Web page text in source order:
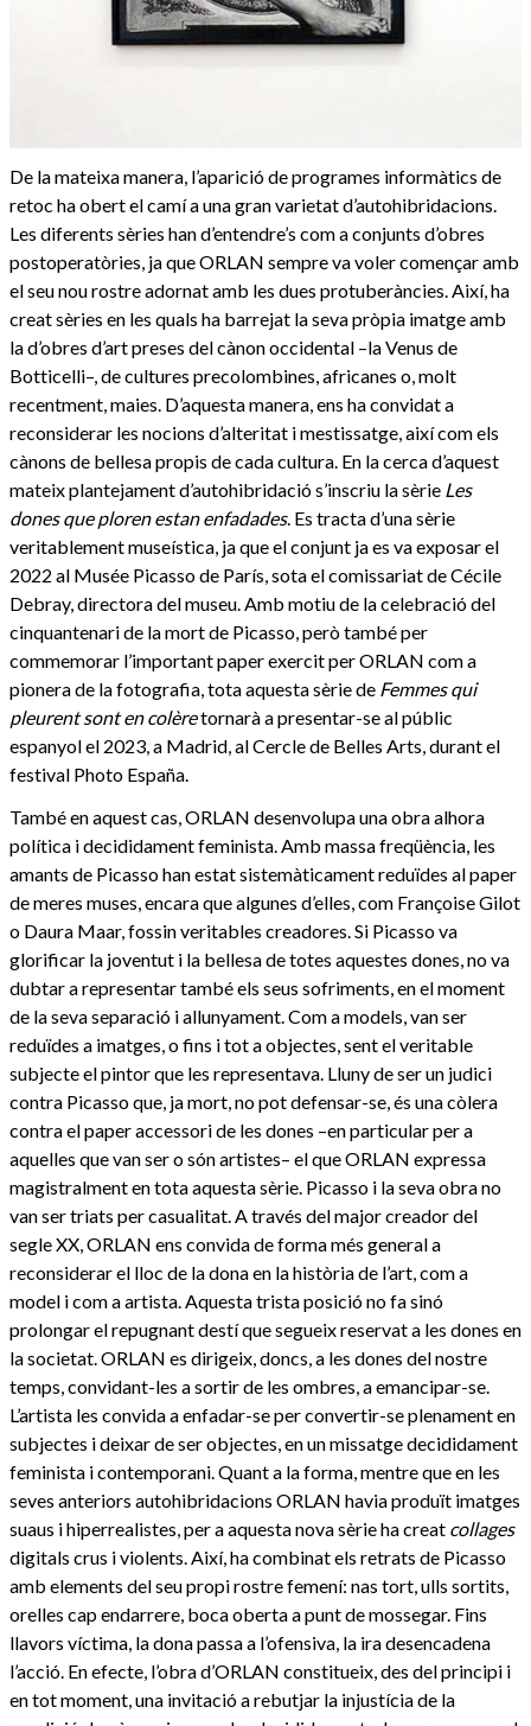
De la mateixa manera, l’aparició de programes informàtics de
retoc ha obert el camí a una gran varietat d’autohibridacions.
Les diferents sèries han d’entendre’s com a conjunts d’obres
postoperatòries, ja que ORLAN sempre va voler començar amb
el seu nou rostre adornat amb les dues protuberàncies. Així, ha
creat sèries en les quals ha barrejat la seva pròpia imatge amb
la d’obres d’art preses del cànon occidental –la Venus de
Botticelli–, de cultures precolombines, africanes o, molt
recentment, maies. D’aquesta manera, ens ha convidat a
reconsiderar les nocions d’alteritat i mestissatge, així com els
cànons de bellesa propis de cada cultura. En la cerca d’aquest
mateix plantejament d’autohibridació s’inscriu la sèrie Les
dones que ploren estan enfadades. Es tracta d’una sèrie
veritablement museística, ja que el conjunt ja es va exposar el
2022 al Musée Picasso de París, sota el comissariat de Cécile
Debray, directora del museu. Amb motiu de la celebració del
cinquantenari de la mort de Picasso, però també per
commemorar l’important paper exercit per ORLAN com a
pionera de la fotografia, tota aquesta sèrie de Femmes qui
pleurent sont en colèretornarà a presentar-se al públic
espanyol el 2023, a Madrid, al Cercle de Belles Arts, durant el
festival Photo España.
També en aquest cas, ORLAN desenvolupa una obra alhora
política i decididament feminista. Amb massa freqüència, les
amants de Picasso han estat sistemàticament reduïdes al paper
de meres muses, encara que algunes d’elles, com Françoise Gilot
o Daura Maar, fossin veritables creadores. Si Picasso va
glorificar la joventut i la bellesa de totes aquestes dones, no va
dubtar a representar també els seus sofriments, en el moment
de la seva separació i allunyament. Com a models, van ser
reduïdes a imatges, o fins i tot a objectes, sent el veritable
subjecte el pintor que les representava. Lluny de ser un judici
contra Picasso que, ja mort, no pot defensar-se, és una còlera
contra el paper accessori de les dones –en particular per a
aquelles que van ser o són artistes– el que ORLAN expressa
magistralment en tota aquesta sèrie. Picasso i la seva obra no
van ser triats per casualitat. A través del major creador del
segle XX, ORLAN ens convida de forma més general a
reconsiderar el lloc de la dona en la història de l’art, com a
model i com a artista. Aquesta trista posició no fa sinó
prolongar el repugnant destí que segueix reservat a les dones en
la societat. ORLAN es dirigeix, doncs, a les dones del nostre
temps, convidant-les a sortir de les ombres, a emancipar-se.
L’artista les convida a enfadar-se per convertir-se plenament en
subjectes i deixar de ser objectes, en un missatge decididament
feminista i contemporani. Quant a la forma, mentre que en les
seves anteriors autohibridacions ORLAN havia produït imatges
suaus i hiperrealistes, per a aquesta nova sèrie ha creat collages
digitals crus i violents. Així, ha combinat els retrats de Picasso
amb elements del seu propi rostre femení: nas tort, ulls sortits,
orelles cap endarrere, boca oberta a punt de mossegar. Fins
llavors víctima, la dona passa a l’ofensiva, la ira desencadena
l’acció. En efecte, l’obra d’ORLAN constitueix, des del principi i
en tot moment, una invitació a rebutjar la injustícia de la